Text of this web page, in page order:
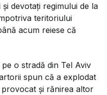
devotați regimului de la
teritoriului
acum reiese că
o stradă din Tel Aviv
spun că a explodat
și rănirea altor